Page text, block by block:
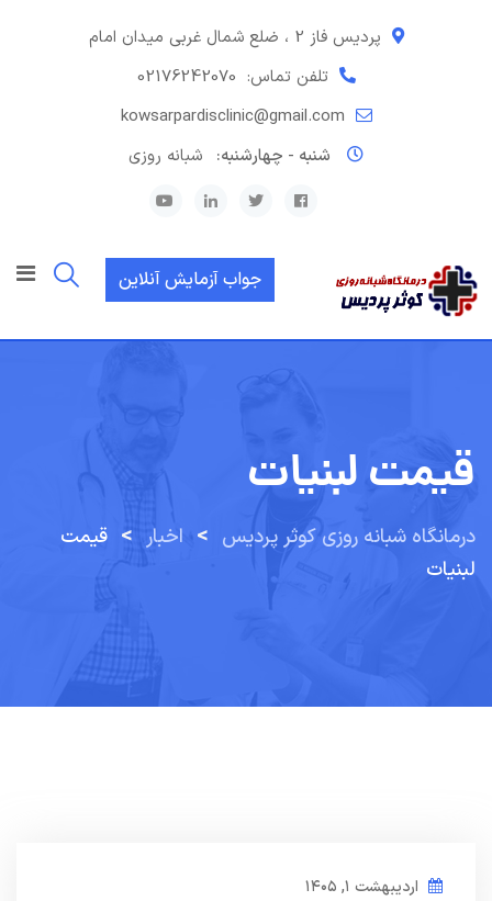
پردیس فاز 2 ، ضلع شمال غربی میدان امام
تلفن تماس: 02176242070
kowsarpardisclinic@gmail.com
شنبه - چهارشنبه:
شبانه روزی
جواب آزمایش آنلاین
قیمت لبنیات
درمانگاه شبانه روزی کوثر پردیس > اخبار > قیمت
لبنیات
اردیبهشت ۱, ۱۴۰۵